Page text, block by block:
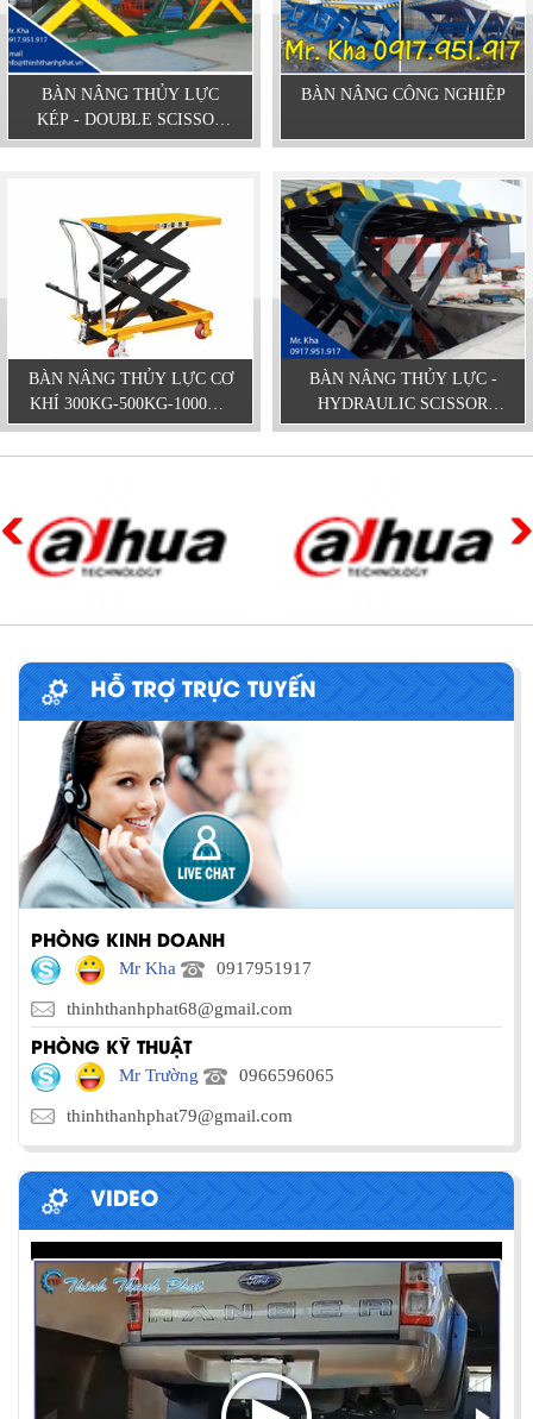
BÀN NÂNG THỦY LỰC
KÉP - DOUBLE SCISSOR
LIFT TABLE
BÀN NÂNG CÔNG NGHIỆP
BÀN NÂNG THỦY LỰC CƠ
KHÍ 300KG-500KG-1000KG
- BÀN NÂNG MINI NHẬP
KHẨU CHÍNH HÃNG
BÀN NÂNG THỦY LỰC -
HYDRAULIC SCISSOR
LIFT TABLE
HỖ TRỢ TRỰC TUYẾN
PHÒNG KINH DOANH
Mr Kha 0917951917
thinhthanhphat68@gmail.com
PHÒNG KỸ THUẬT
Mr Trường 0966596065
thinhthanhphat79@gmail.com
VIDEO
PHƯƠNG PHÁP ĐÓNG HÀNG LÊN
CONTAINER
Chia sẻ bí quyết và phương pháp đóng hàng lên
container một cách hiệu quả nhất